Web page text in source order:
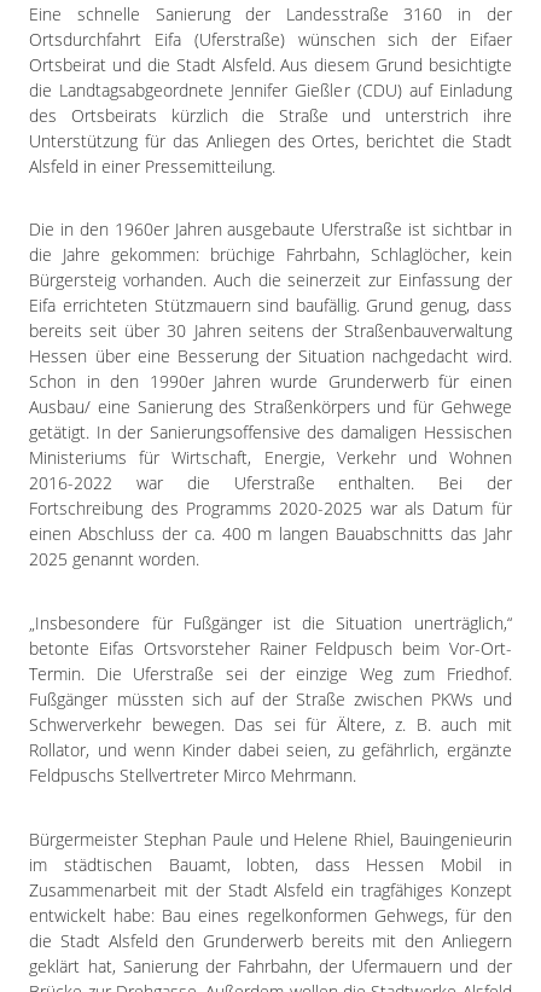
Eine schnelle Sanierung der Landesstraße 3160 in der
Ortsdurchfahrt Eifa (Uferstraße) wünschen sich der Eifaer
Ortsbeirat und die Stadt Alsfeld. Aus diesem Grund besichtigte
die Landtagsabgeordnete Jennifer Gießler (CDU) auf Einladung
des Ortsbeirats kürzlich die Straße und unterstrich ihre
Unterstützung für das Anliegen des Ortes, berichtet die Stadt
Alsfeld in einer Pressemitteilung.
Die in den 1960er Jahren ausgebaute Uferstraße ist sichtbar in
die Jahre gekommen: brüchige Fahrbahn, Schlaglöcher, kein
Bürgersteig vorhanden. Auch die seinerzeit zur Einfassung der
Eifa errichteten Stützmauern sind baufällig. Grund genug, dass
bereits seit über 30 Jahren seitens der Straßenbauverwaltung
Hessen über eine Besserung der Situation nachgedacht wird.
Schon in den 1990er Jahren wurde Grunderwerb für einen
Ausbau/ eine Sanierung des Straßenkörpers und für Gehwege
getätigt. In der Sanierungsoffensive des damaligen Hessischen
Ministeriums für Wirtschaft, Energie, Verkehr und Wohnen
2016-2022 war die Uferstraße enthalten. Bei der
Fortschreibung des Programms 2020-2025 war als Datum für
einen Abschluss der ca. 400 m langen Bauabschnitts das Jahr
2025 genannt worden.
„Insbesondere für Fußgänger ist die Situation unerträglich,“
betonte Eifas Ortsvorsteher Rainer Feldpusch beim Vor-Ort-
Termin. Die Uferstraße sei der einzige Weg zum Friedhof.
Fußgänger müssten sich auf der Straße zwischen PKWs und
Schwerverkehr bewegen. Das sei für Ältere, z. B. auch mit
Rollator, und wenn Kinder dabei seien, zu gefährlich, ergänzte
Feldpuschs Stellvertreter Mirco Mehrmann.
Bürgermeister Stephan Paule und Helene Rhiel, Bauingenieurin
im städtischen Bauamt, lobten, dass Hessen Mobil in
Zusammenarbeit mit der Stadt Alsfeld ein tragfähiges Konzept
entwickelt habe: Bau eines regelkonformen Gehwegs, für den
die Stadt Alsfeld den Grunderwerb bereits mit den Anliegern
geklärt hat, Sanierung der Fahrbahn, der Ufermauern und der